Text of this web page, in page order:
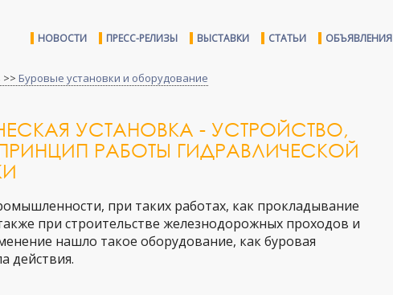
НОВОСТИ ПРЕСС-РЕЛИЗЫ ВЫСТАВКИ СТАТЬИ ОБЪЯВЛЕНИЯ
>> Буровые установки и оборудование
УСТАНОВКА - УСТРОЙСТВО,
РАБОТЫ ГИДРАВЛИЧЕСКОЙ
при таких работах, как прокладывание
при строительстве железнодорожных проходов и
нашло такое оборудование, как буровая
действия.